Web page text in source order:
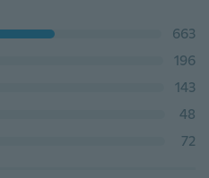
663
196
143
48
72